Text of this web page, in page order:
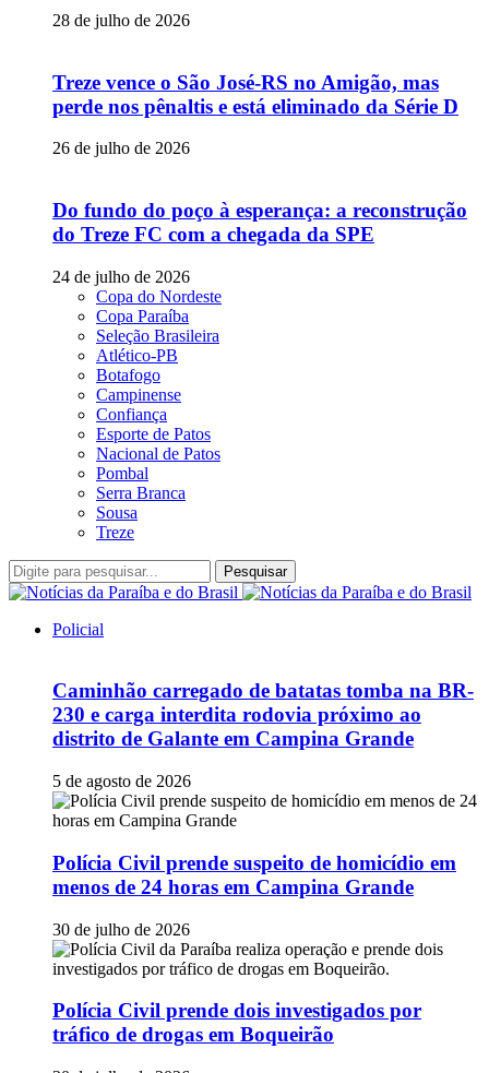
28 de julho de 2026
Treze vence o São José-RS no Amigão, mas
perde nos pênaltis e está eliminado da Série D
26 de julho de 2026
Do fundo do poço à esperança: a reconstrução
do Treze FC com a chegada da SPE
24 de julho de 2026
Copa do Nordeste
Copa Paraíba
Seleção Brasileira
Atlético-PB
Botafogo
Campinense
Confiança
Esporte de Patos
Nacional de Patos
Pombal
Serra Branca
Sousa
Treze
Pesquisar
Policial
Caminhão carregado de batatas tomba na BR-
230 e carga interdita rodovia próximo ao
distrito de Galante em Campina Grande
5 de agosto de 2026
Polícia Civil prende suspeito de homicídio em
menos de 24 horas em Campina Grande
30 de julho de 2026
Polícia Civil prende dois investigados por
tráfico de drogas em Boqueirão